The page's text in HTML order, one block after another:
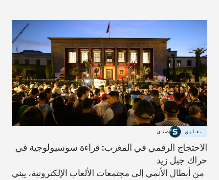
تعليق صدى
الاحتجاج الرقمي في المغرب: قراءة سوسيولوجية في
حراك جيل زيد
من أبطال الأنمي إلى مجتمعات الألعاب الإلكترونية، يبني